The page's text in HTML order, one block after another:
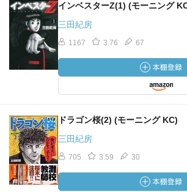
インベスターZ(1) (モーニング
三田紀房
1167 3.76 67
ドラゴン桜(2) (モーニング KC)
三田紀房
705 3.59 30